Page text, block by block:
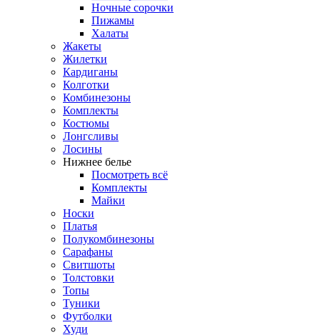
Ночные сорочки
Пижамы
Халаты
Жакеты
Жилетки
Кардиганы
Колготки
Комбинезоны
Комплекты
Костюмы
Лонгсливы
Лосины
Нижнее белье
Посмотреть всё
Комплекты
Майки
Носки
Платья
Полукомбинезоны
Сарафаны
Свитшоты
Толстовки
Топы
Туники
Футболки
Худи